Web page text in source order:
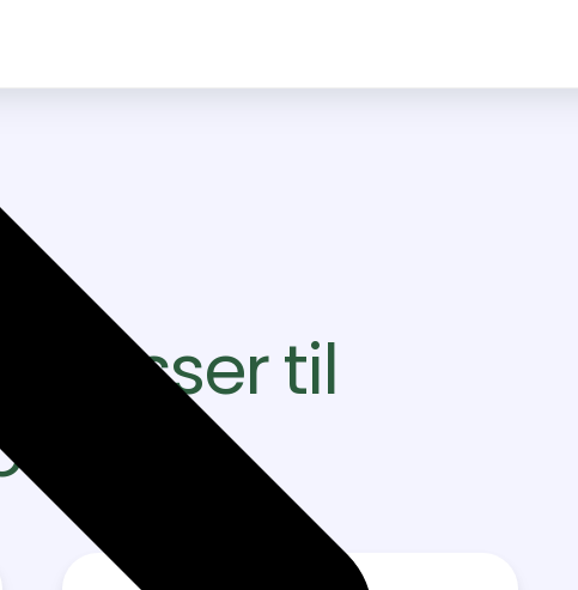
passer til